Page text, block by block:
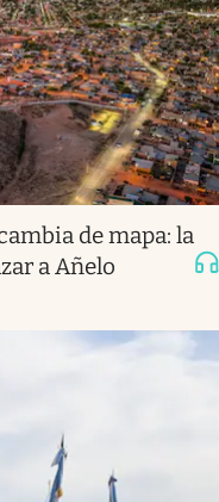
de mapa: la
a Añelo